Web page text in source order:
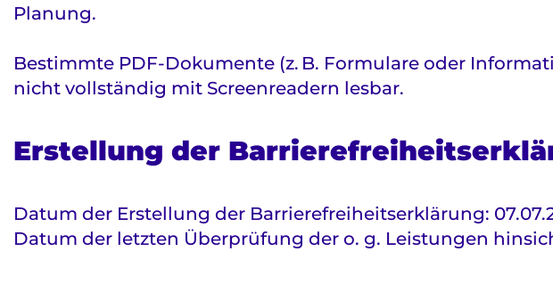
Planung.
Bestimmte PDF-Dokumente (z. B. Formulare oder
nicht vollständig mit Screenreadern lesbar.
Erstellung der
Datum der Erstellung der Barrierefreiheitserklärung:
Datum der letzten Überprüfung der o. g. Leistungen